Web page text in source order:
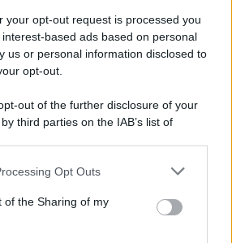
your opt-out request is processed you
based ads based on personal
us or personal information disclosed to
opt-out.
out of the further disclosure of your
third parties on the IAB’s list of
also be disclosed by us to third parties
parties.
app uses one or more Google
Opt Outs
of the Sharing of my
E-mail